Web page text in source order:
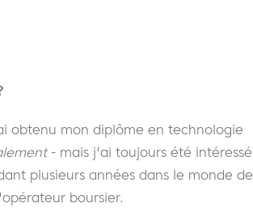
obtenu mon diplôme en technologie
- mais j'ai toujours été intéressé
plusieurs années dans le monde de
boursier.